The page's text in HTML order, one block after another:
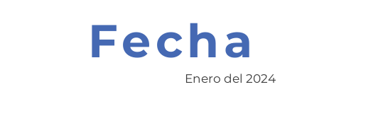
Fecha
Enero del 2024